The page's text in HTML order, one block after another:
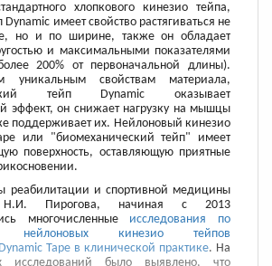
хлопкового кинезио тейпа,
имеет свойство растягиваться не
но и по ширине, также он обладает
и максимальными показателями
200% от первоначальной длины).
уникальным свойствам материала,
тейп Dynamic оказывает
эффект, он снижает нагрузку на мышцы
поддерживает их. Нейлоновый кинезио
или "биомеханический тейп" имеет
поверхность, оставляющую приятные
реабилитации и спортивной медицины
Пирогова, начиная с 2013
многочисленные исследования по
нейлоновых кинезио тейпов
Tape в клинической практике. На
исследований было выявлено, что